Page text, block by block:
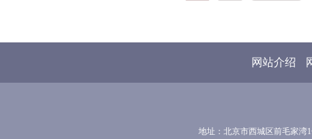
网站介绍
地址：北京市西城区前毛家湾